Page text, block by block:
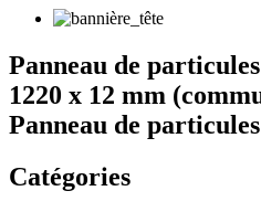
Panneau de
1220 x 12 mm
Panneau de
Catégories